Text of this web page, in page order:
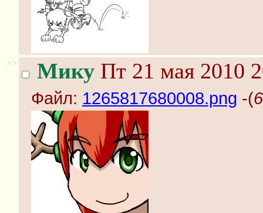
>> Мику Пт 21 мая 2010
Файл: 1265817680008.png -(